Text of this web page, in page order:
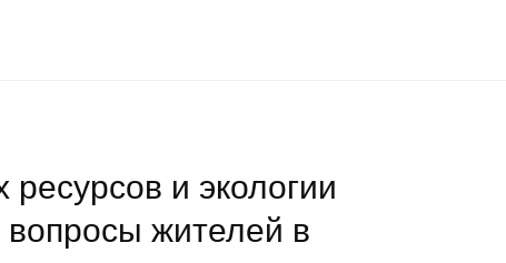
и экологии
вопросы жителей в